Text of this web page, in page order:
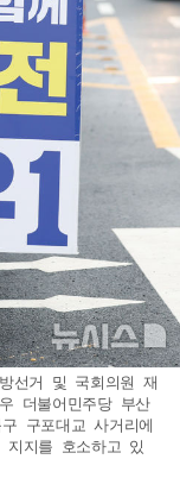
선거 및 국회의원 재
더불어민주당 부산
구포대교 사거리에
지지를 호소하고 있